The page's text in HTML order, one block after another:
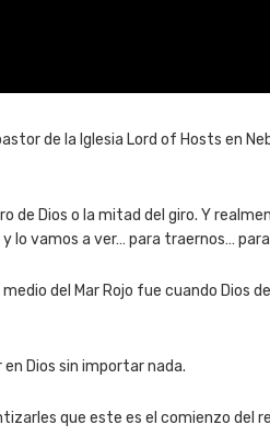
de la Iglesia Lord of Hosts en
de Dios o la mitad del giro. Y
lo vamos a ver… para traernos…
del Mar Rojo fue cuando Dios
Dios sin importar nada.
que este es el comienzo del